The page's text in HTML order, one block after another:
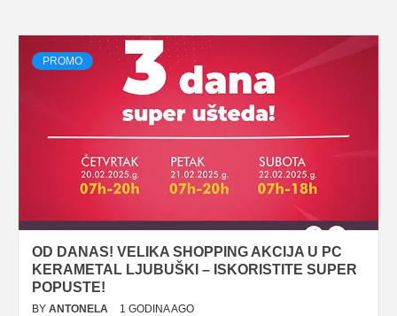
PROMO
OD DANAS! VELIKA SHOPPING AKCIJA U PC
KERAMETAL LJUBUŠKI – ISKORISTITE SUPER
POPUSTE!
BY ANTONELA 1 GODINA AGO